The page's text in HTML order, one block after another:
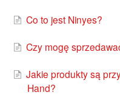
Co to jest Ninyes?
Czy mogę
Jakie produkty są
Hand?